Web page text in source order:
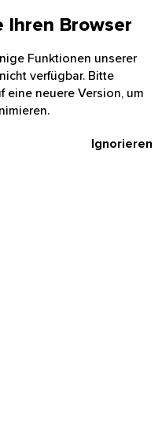
Ihren Browser
Funktionen unserer
verfügbar. Bitte
eine neuere Version, um
Ignorieren